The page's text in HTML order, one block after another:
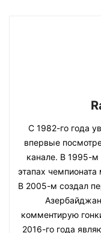
С 1982-го года
впервые
канале. В 1995-м
этапах
В 2005-м создал
комментирую
2016-го года